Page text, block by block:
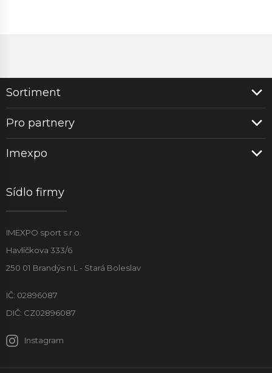
Sortiment
Pro partnery
Imexpo
Sídlo firmy
IMEXPO sport s.r.o.
Havlíčkova 333/6
250 01 Brandýs n.L - Stará Boleslav
IČ: 02896087
DIČ: CZ02896087
Instagram